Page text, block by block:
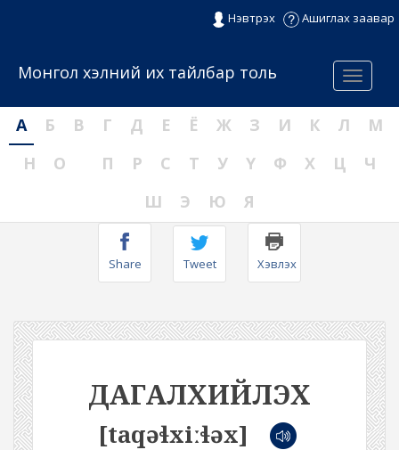
Нэвтрэх Ашиглах заавар
Menu
Монгол хэлний их тайлбар толь
А Б В Г Д Е Ё Ж З И К Л
М
Н
О П Р С Т У Ү Ф Х Ц
Ч
Ш
Э Ю Я
Share Tweet Хэвлэх
ДАГАЛХИЙЛЭХ
[taqəɬxiːɬəx]